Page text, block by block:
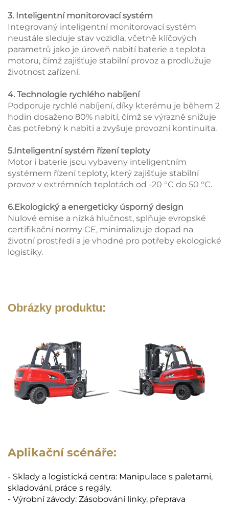
3. Inteligentní monitorovací systém
Integrovaný inteligentní monitorovací systém
neustále sleduje stav vozidla, včetně klíčových
parametrů jako je úroveň nabití baterie a teplota
motoru, čímž zajišťuje stabilní provoz a prodlužuje
životnost zařízení.
4. Technologie rychlého nabíjení
Podporuje rychlé nabíjení, díky kterému je během 2
hodin dosaženo 80% nabití, čímž se výrazně snižuje
čas potřebný k nabiti a zvyšuje provozní kontinuita.
5.Inteligentní systém řízení teploty
Motor i baterie jsou vybaveny inteligentním
systémem řízení teploty, který zajišťuje stabilní
provoz v extrémních teplotách od -20 °C do 50 °C.
6.Ekologický a energeticky úsporný design
Nulové emise a nízká hlučnost, splňuje evropské
certifikační normy CE, minimalizuje dopad na
životní prostředí a je vhodné pro potřeby ekologické
logistiky.
Obrázky produktu:
Aplikační scénáře:
- Sklady a logistická centra: Manipulace s paletami,
skladování, práce s regály.
- Výrobní závody: Zásobování linky, přeprava